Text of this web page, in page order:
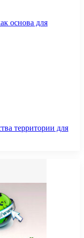
основа для
территории для